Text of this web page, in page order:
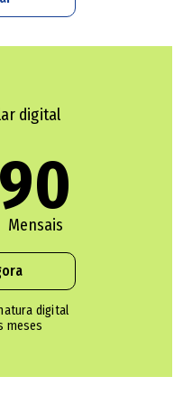
Lanterna Mágica (Wesley
locais como o Cine
estão altas para
digital
Mensais
digital
meses